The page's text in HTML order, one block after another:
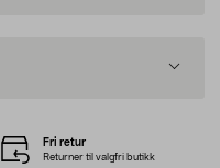
Fri retur
Returner til valgfri butikk